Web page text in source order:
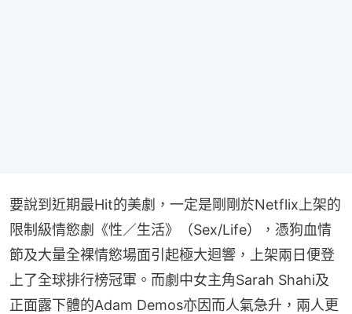
要說到近期最Hit的美劇，一定是剛剛於Netflix上架的
限制級情慾劇《性／生活》（Sex/Life），憑狗血情
節及大量全裸情慾場面引起極大迴響，上架兩日便登
上了全球排行榜冠軍。而劇中女主角Sarah Shahi及
正面露下體的Adam Demos亦因而人氣急升，兩人更